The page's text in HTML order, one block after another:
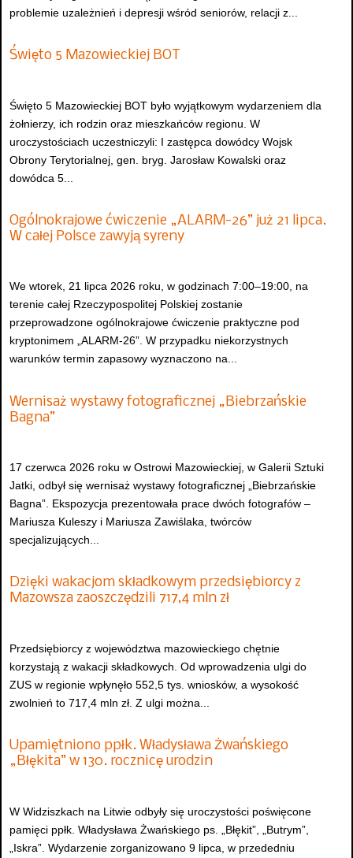
problemie uzależnień i depresji wśród seniorów, relacji z...
Święto 5 Mazowieckiej BOT
Święto 5 Mazowieckiej BOT było wyjątkowym wydarzeniem dla
żołnierzy, ich rodzin oraz mieszkańców regionu. W
uroczystościach uczestniczyli: I zastępca dowódcy Wojsk
Obrony Terytorialnej, gen. bryg. Jarosław Kowalski oraz
dowódca 5...
Ogólnokrajowe ćwiczenie „ALARM-26” już 21 lipca.
W całej Polsce zawyją syreny
We wtorek, 21 lipca 2026 roku, w godzinach 7:00–19:00, na
terenie całej Rzeczypospolitej Polskiej zostanie
przeprowadzone ogólnokrajowe ćwiczenie praktyczne pod
kryptonimem „ALARM-26”. W przypadku niekorzystnych
warunków termin zapasowy wyznaczono na...
Wernisaż wystawy fotograficznej „Biebrzańskie
Bagna”
17 czerwca 2026 roku w Ostrowi Mazowieckiej, w Galerii Sztuki
Jatki, odbył się wernisaż wystawy fotograficznej „Biebrzańskie
Bagna”. Ekspozycja prezentowała prace dwóch fotografów –
Mariusza Kuleszy i Mariusza Zawiślaka, twórców
specjalizujących...
Dzięki wakacjom składkowym przedsiębiorcy z
Mazowsza zaoszczędzili 717,4 mln zł
Przedsiębiorcy z województwa mazowieckiego chętnie
korzystają z wakacji składkowych. Od wprowadzenia ulgi do
ZUS w regionie wpłynęło 552,5 tys. wniosków, a wysokość
zwolnień to 717,4 mln zł. Z ulgi można...
Upamiętniono ppłk. Władysława Żwańskiego
„Błękita” w 130. rocznicę urodzin
W Widziszkach na Litwie odbyły się uroczystości poświęcone
pamięci ppłk. Władysława Żwańskiego ps. „Błękit”, „Butrym”,
„Iskra”. Wydarzenie zorganizowano 9 lipca, w przededniu